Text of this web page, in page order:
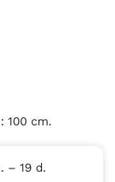
100 cm.
– 19 d.